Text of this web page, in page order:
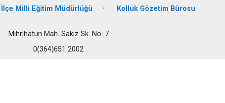
İlçe Milli Eğitim Müdürlüğü Kolluk Gözetim Bürosu
Mihrihatun Mah. Sakız Sk. No: 7
0(364)651 2002